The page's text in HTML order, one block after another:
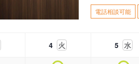
電話相談可能
4 火 5 水